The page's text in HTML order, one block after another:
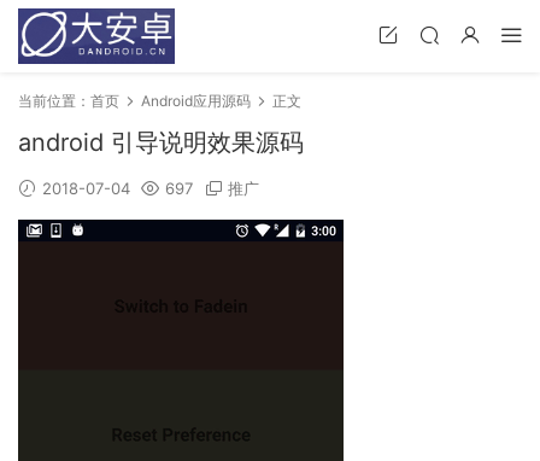
当前位置： 首页 Android应用源码 正文
android 引导说明效果源码
2018-07-04 697 推广